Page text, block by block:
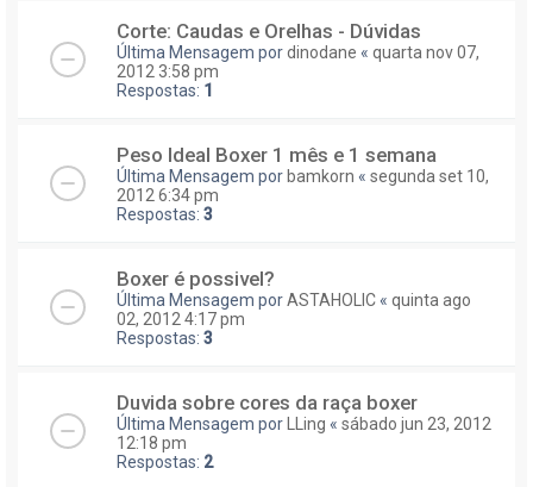
Corte: Caudas e Orelhas - Dúvidas
Última Mensagem pordinodane « quarta nov 07,
2012 3:58 pm
Respostas: 1
Peso Ideal Boxer 1 mês e 1 semana
Última Mensagem por bamkorn « segunda set 10,
2012 6:34 pm
Respostas: 3
Boxer é possivel?
Última Mensagem porASTAHOLIC « quinta ago
02, 2012 4:17 pm
Respostas: 3
Duvida sobre cores da raça boxer
Última Mensagem por LLing « sábado jun 23, 2012
12:18 pm
Respostas: 2